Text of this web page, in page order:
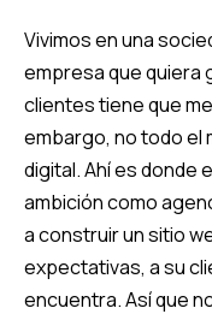
Vivimos en una
empresa que quiera
clientes tiene que
embargo, no todo el
digital. Ahí es
ambición como
a construir un sitio
expectativas, a su
encuentra. Así que